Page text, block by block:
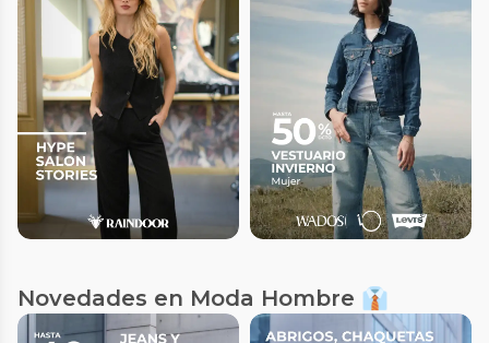
Novedades en Moda Hombre 👔